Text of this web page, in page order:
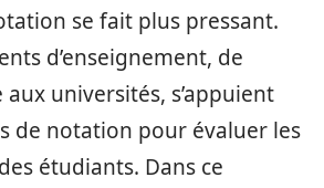
se fait plus pressant.
d’enseignement, de
aux universités, s’appuient
de notation pour évaluer les
étudiants. Dans ce